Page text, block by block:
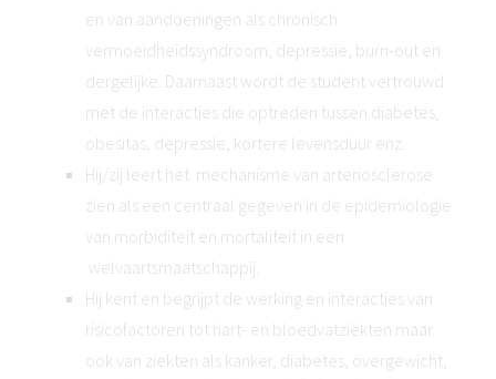
en van aandoeningen als chronisch
vermoeidheidssyndroom, depressie, burn-out en
dergelijke. Daarnaast wordt de student vertrouwd
met de interacties die optreden tussen diabetes,
obesitas, depressie, kortere levensduur enz.
Hij/zij leert het mechanisme van arteriosclerose
zien als een centraal gegeven in de epidemiologie
van morbiditeit en mortaliteit in een
welvaartsmaatschappij.
Hij kent en begrijpt de werking en interacties van
risicofactoren tot hart- en bloedvatziekten maar
ook van ziekten als kanker, diabetes, overgewicht,